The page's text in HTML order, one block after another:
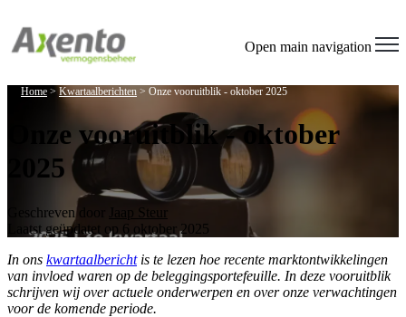
All
Accessibility
One
Accessibility
screen
reader,
press
"Ctrl
Open main navigation
Home > Kwartaalberichten > Onze vooruitblik - oktober 2025
Onze vooruitblik - oktober
2025
Geschreven door
Jaap Steur
Laatst geüpdatet op 6 oktober 2025
In ons kwartaalberichtis te lezen hoe recente marktontwikkelingen
van invloed waren op de beleggingsportefeuille. In deze vooruitblik
schrijven wij over actuele onderwerpen en over onze verwachtingen
voor de komende periode.